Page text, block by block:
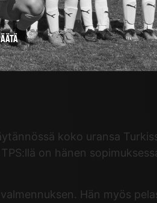
koko uransa
on hänen
Hän myös